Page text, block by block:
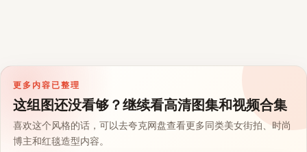
更多内容已整理
这组图还没看够？继续看高清图集和视频合集
喜欢这个风格的话，可以去夸克网盘查看更多同类美女街拍、时尚
博主和红毯造型内容。